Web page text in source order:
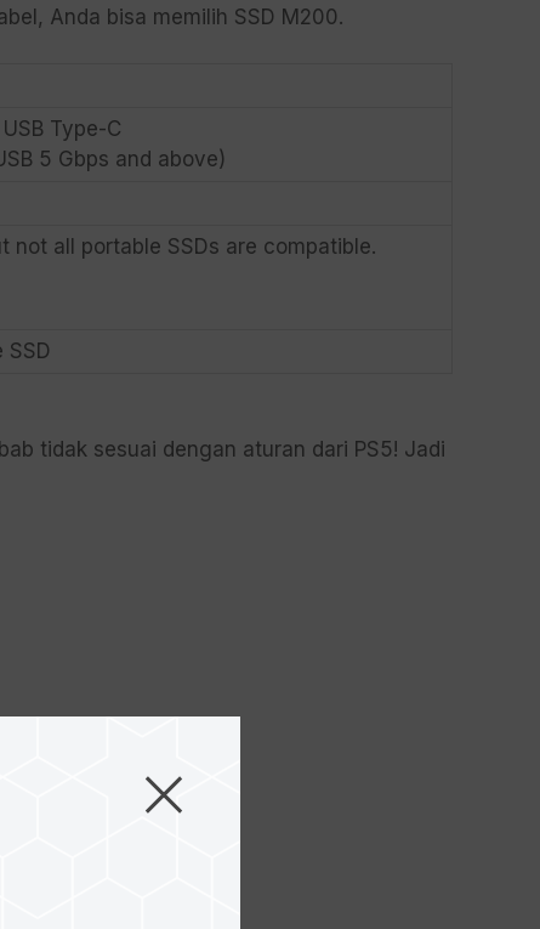
Anda bisa memilih SSD M200.
Type-C
5 Gbps and above)
not all portable SSDs are compatible.
SSD
tidak sesuai dengan aturan dari PS5! Jadi